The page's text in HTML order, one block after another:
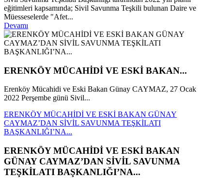
eğitimleri kapsamında; Sivil Savunma Teşkili bulunan Daire ve
Müesseselerde "Afet...
Devamı
ERENKÖY MÜCAHİDİ VE ESKİ BAKAN...
Erenköy Mücahidi ve Eski Bakan Günay CAYMAZ, 27 Ocak
2022 Perşembe günü Sivil...
ERENKÖY MÜCAHİDİ VE ESKİ BAKAN GÜNAY
CAYMAZ’DAN SİVİL SAVUNMA TEŞKİLATI
BAŞKANLIĞI’NA...
ERENKÖY MÜCAHİDİ VE ESKİ BAKAN
GÜNAY CAYMAZ’DAN SİVİL SAVUNMA
TEŞKİLATI BAŞKANLIĞI’NA...